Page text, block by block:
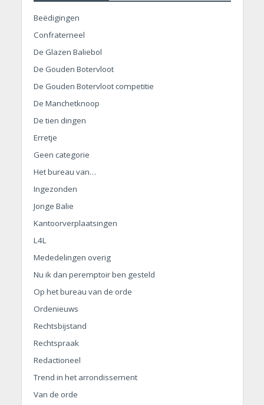
Beëdigingen
Confraterneel
De Glazen Baliebol
De Gouden Botervloot
De Gouden Botervloot competitie
De Manchetknoop
De tien dingen
Erretje
Geen categorie
Het bureau van…
Ingezonden
Jonge Balie
Kantoorverplaatsingen
L4L
Mededelingen overig
Nu ik dan peremptoir ben gesteld
Op het bureau van de orde
Ordenieuws
Rechtsbijstand
Rechtspraak
Redactioneel
Trend in het arrondissement
Van de orde